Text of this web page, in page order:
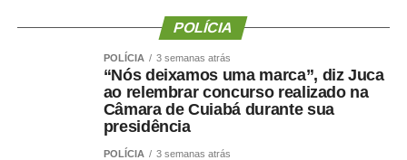
Uma perda de peso mal conduzida pode incluir perda
significativa de massa muscular, principalmente em
pessoas mais velhas, sedentárias, submetidas a dietas
muito restritivas ou a tratamentos sem acompanhamento
POLÍCIA
POLÍCIA 3 semanas atrás
“Nós deixamos uma marca”, diz Juca
ao relembrar concurso realizado na
Câmara de Cuiabá durante sua
presidência
POLÍCIA 3 semanas atrás